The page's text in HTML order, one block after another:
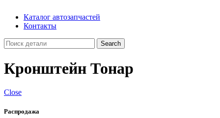
Каталог автозапчастей
Контакты
Search
Кронштейн Тонар
Close
Распродажа